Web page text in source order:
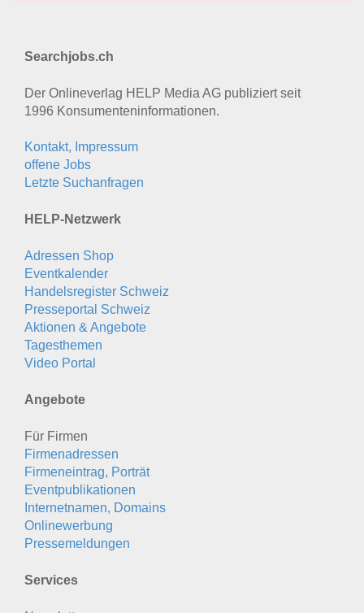
Searchjobs.ch
Der Onlineverlag HELP Media AG publiziert seit
1996 Konsumenten­informationen.
Kontakt, Impressum
offene Jobs
Letzte Suchanfragen
HELP-Netzwerk
Adressen Shop
Eventkalender
Handelsregister Schweiz
Presseportal Schweiz
Aktionen & Angebote
Tagesthemen
Video Portal
Angebote
Für Firmen
Firmenadressen
Firmeneintrag, Porträt
Eventpublikationen
Internetnamen, Domains
Onlinewerbung
Pressemeldungen
Services